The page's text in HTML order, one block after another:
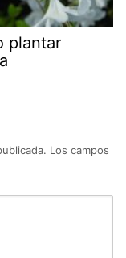
plantar
Los campos